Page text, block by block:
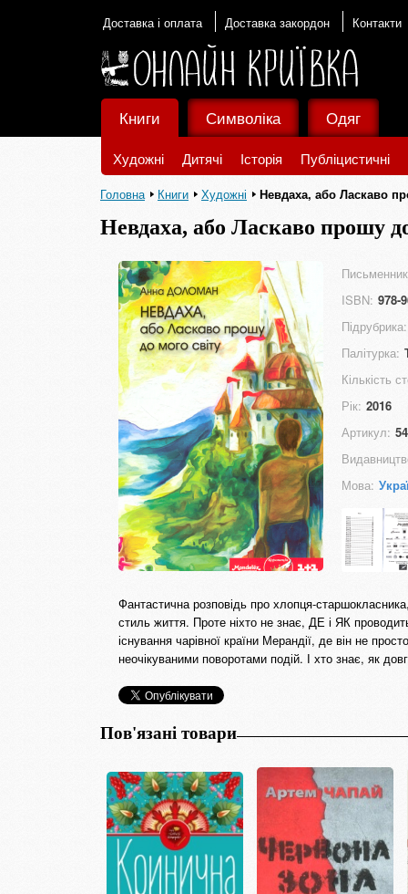
Доставка і оплата Доставка закордон Контакти
Книги
Художні Дитячі Історія Публіцистичні
Символіка Одяг
Головна Книги Художні Невдаха, або Ласкаво
Невдаха, або Ласкаво прошу
ISBN: 978-
Підрубрика:
Палітурка:
Кількість
Рік: 2016
Артикул:
Мова:
Фантастична розповідь про хлопця-
стиль життя. Проте ніхто не знає, ДЕ і ЯК
існування чарівної країни Мерандії, де він не
неочікуваними поворотами подій. І хто знає, як
Пов'язані товари